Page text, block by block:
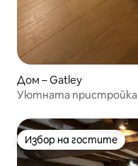
Дом – Gatley
Уютната пристройка
Избор на гостите
Избор на гостите